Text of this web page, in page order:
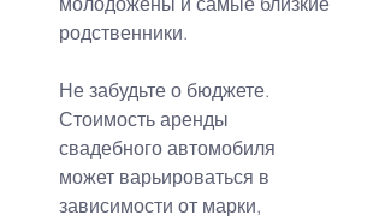
родственники.
Не забудьте о бюджете.
Стоимость аренды
свадебного автомобиля
может варьироваться в
зависимости от марки,